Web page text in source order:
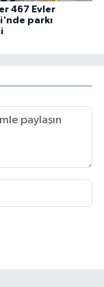
467 Evler
parkı